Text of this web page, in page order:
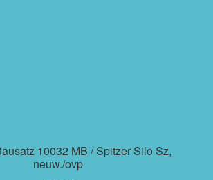
10032 MB / Spitzer Silo Sz,
neuw./ovp